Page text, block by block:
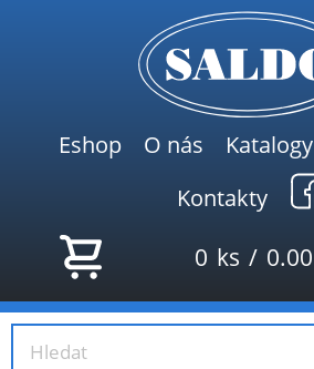
Eshop O nás Katalogy
Kontakty
0 ks / 0.00